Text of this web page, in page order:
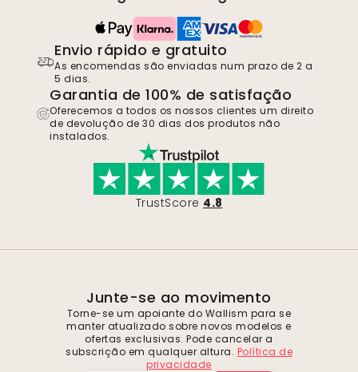
Envio rápido e gratuito
As encomendas são enviadas num prazo de 2 a
5 dias.
Garantia de 100% de satisfação
Oferecemos a todos os nossos clientes um direito
de devolução de 30 dias dos produtos não
instalados.
TrustScore 4.8
Junte-se ao movimento
Torne-se um apoiante do Wallism para se
manter atualizado sobre novos modelos e
ofertas exclusivas. Pode cancelar a
subscrição em qualquer altura. Política de
privacidade